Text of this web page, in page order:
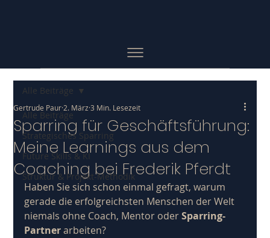
Alle Beiträge
Strategisches Sparring
Future Skills & KI
Struktur & Projekt-Methodik
Alle Beiträge
Sparring für Geschäftsführung:
Meine Learnings aus dem
Coaching bei Frederik Pferdt
Gertrude Paur 2. März 3 Min. Lesezeit
Haben Sie sich schon einmal gefragt, warum
gerade die erfolgreichsten Menschen der Welt
niemals ohne Coach, Mentor oder Sparring-
Partner arbeiten?